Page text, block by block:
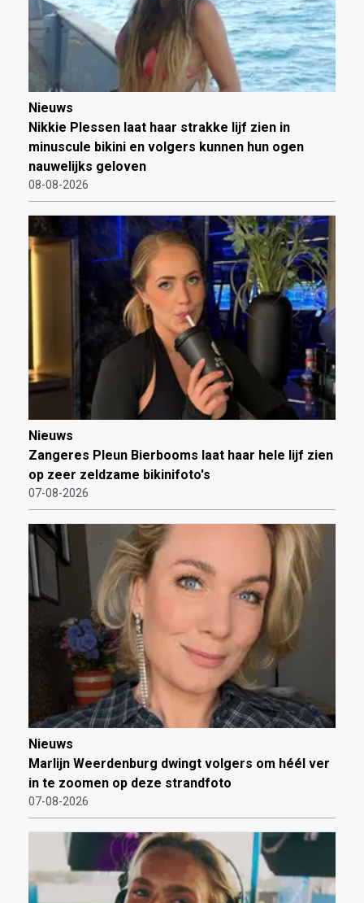
Nieuws
Nikkie Plessen laat haar strakke lijf zien in
minuscule bikini en volgers kunnen hun ogen
nauwelijks geloven
08-08-2026
Nieuws
Zangeres Pleun Bierbooms laat haar hele lijf zien
op zeer zeldzame bikinifoto's
07-08-2026
Nieuws
Marlijn Weerdenburg dwingt volgers om héél ver
in te zoomen op deze strandfoto
07-08-2026